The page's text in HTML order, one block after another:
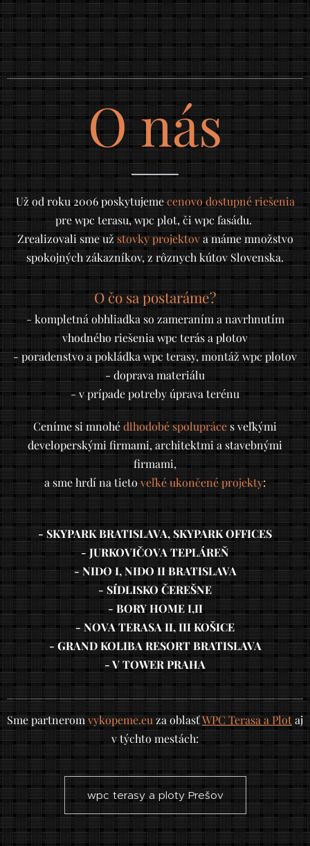
O nás
Už od roku 2006 poskytujemecenovo dostupné riešenia
pre wpc terasu, wpc plot, či wpc fasádu.
Zrealizovali sme užstovky projektova máme množstvo
spokojných zákazníkov, z rôznych kútov Slovenska.
O čo sa postaráme?
- kompletná obhliadka so zameraním a navrhnutím
vhodného riešenia wpc terás a plotov
- poradenstvo a pokládka wpc terasy, montáž wpc plotov
- doprava materiálu
- v prípade potreby úprava terénu
Ceníme si mnohédlhodobé spolupráces veľkými
developerskými firmami, architektmi a stavebnými
firmami,
a sme hrdí na tietoveľké ukončené projekty:
- SKYPARK BRATISLAVA, SKYPARK OFFICES
- JURKOVIČOVA TEPLÁREŇ
- NIDO I, NIDO II BRATISLAVA
- SÍDLISKO ČEREŠNE
- BORY HOME I,II
- NOVA TERASA II, III KOŠICE
- GRAND KOLIBA RESORT BRATISLAVA
- V TOWER PRAHA
Sme partneromvykopeme.eu za oblasťWPC Terasa a Plotaj
v týchto mestách:
wpc terasy a ploty Prešov